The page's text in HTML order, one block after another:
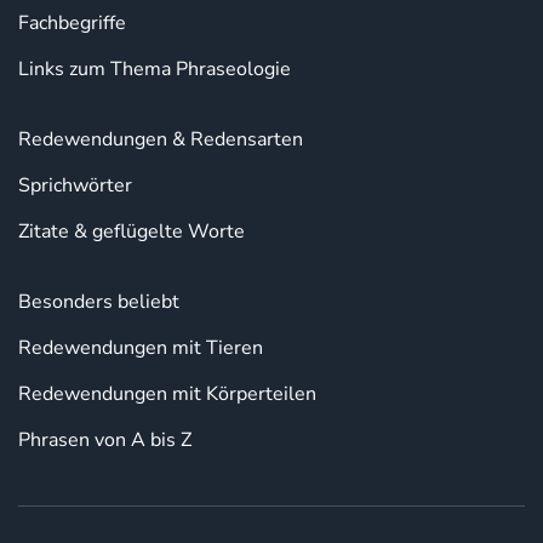
Fachbegriffe
Links zum Thema Phraseologie
Redewendungen & Redensarten
Sprichwörter
Zitate & geflügelte Worte
Besonders beliebt
Redewendungen mit Tieren
Redewendungen mit Körperteilen
Phrasen von A bis Z